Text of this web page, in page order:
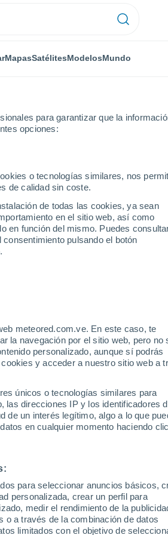
para garantizar que la
opciones:
o tecnologías similares, nos
de calidad sin coste.
de todas las cookies, ya sean
en el sitio web, así como
en función del mismo. Puedes
pulsando el botón
meteored.com.ve. En este caso, te
la navegación por el sitio web, pero no
personalizado, aunque sí podrás
y acceder a nuestro sitio web a
únicos o tecnologías similares para
las direcciones IP y los identificadores
de un interés legítimo, algo a lo que
en cualquier momento haciendo
para seleccionar anuncios básicos,
personalizada, crear un perfil para
medir el rendimiento de la
o a través de la combinación de datos
limitados con el objetivo de
MapasSatélitesModelosMundo
GEOP. 850 HPA |
GEOP. 500 HPA |